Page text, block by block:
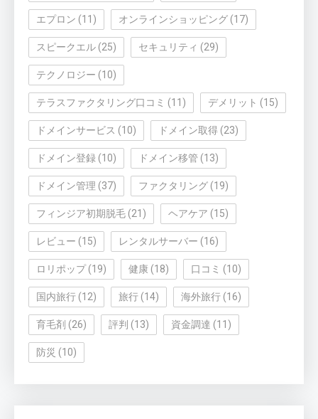
エプロン (11) オンラインショッピング (17)
スピークエル (25) セキュリティ (29)
テクノロジー (10)
テラスファクタリング口コミ (11) デメリット (15)
ドメインサービス (10) ドメイン取得 (23)
ドメイン登録 (10) ドメイン移管 (13)
ドメイン管理 (37) ファクタリング (19)
フィンジア初期脱毛 (21) ヘアケア (15)
レビュー (15) レンタルサーバー (16)
ロリポップ(19) 健康 (18) 口コミ (10)
国内旅行 (12) 旅行 (14) 海外旅行 (16)
育毛剤 (26) 評判 (13) 資金調達 (11)
防災 (10)